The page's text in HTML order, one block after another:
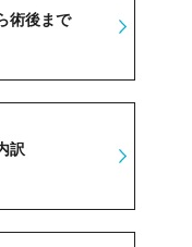
術後まで
訳